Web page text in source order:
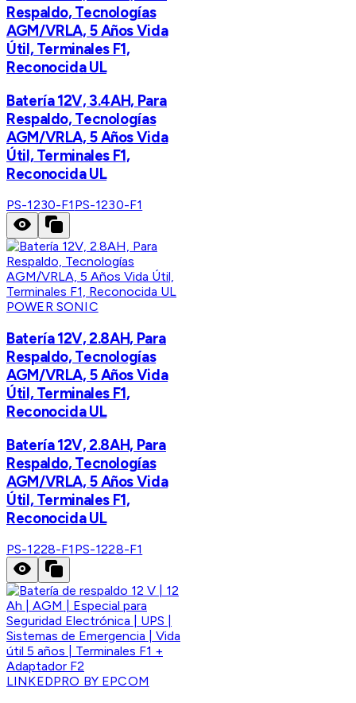
Respaldo, Tecnologías
AGM/VRLA, 5 Años Vida
Útil, Terminales F1,
Reconocida UL
Batería 12V, 3.4AH, Para
Respaldo, Tecnologías
AGM/VRLA, 5 Años Vida
Útil, Terminales F1,
Reconocida UL
PS-1230-F1 PS-1230-F1
POWER SONIC
Batería 12V, 2.8AH, Para
Respaldo, Tecnologías
AGM/VRLA, 5 Años Vida
Útil, Terminales F1,
Reconocida UL
Batería 12V, 2.8AH, Para
Respaldo, Tecnologías
AGM/VRLA, 5 Años Vida
Útil, Terminales F1,
Reconocida UL
PS-1228-F1 PS-1228-F1
LINKEDPRO BY EPCOM